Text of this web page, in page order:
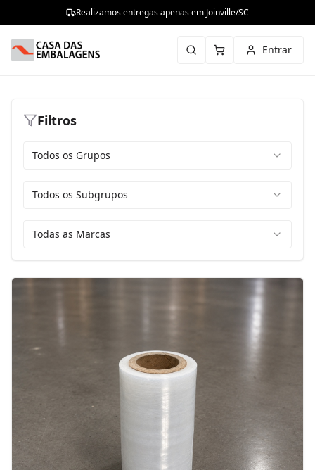
Realizamos entregas apenas em Joinville/SC
Entrar
Filtros
Todos os Grupos
Todos os Subgrupos
Todas as Marcas